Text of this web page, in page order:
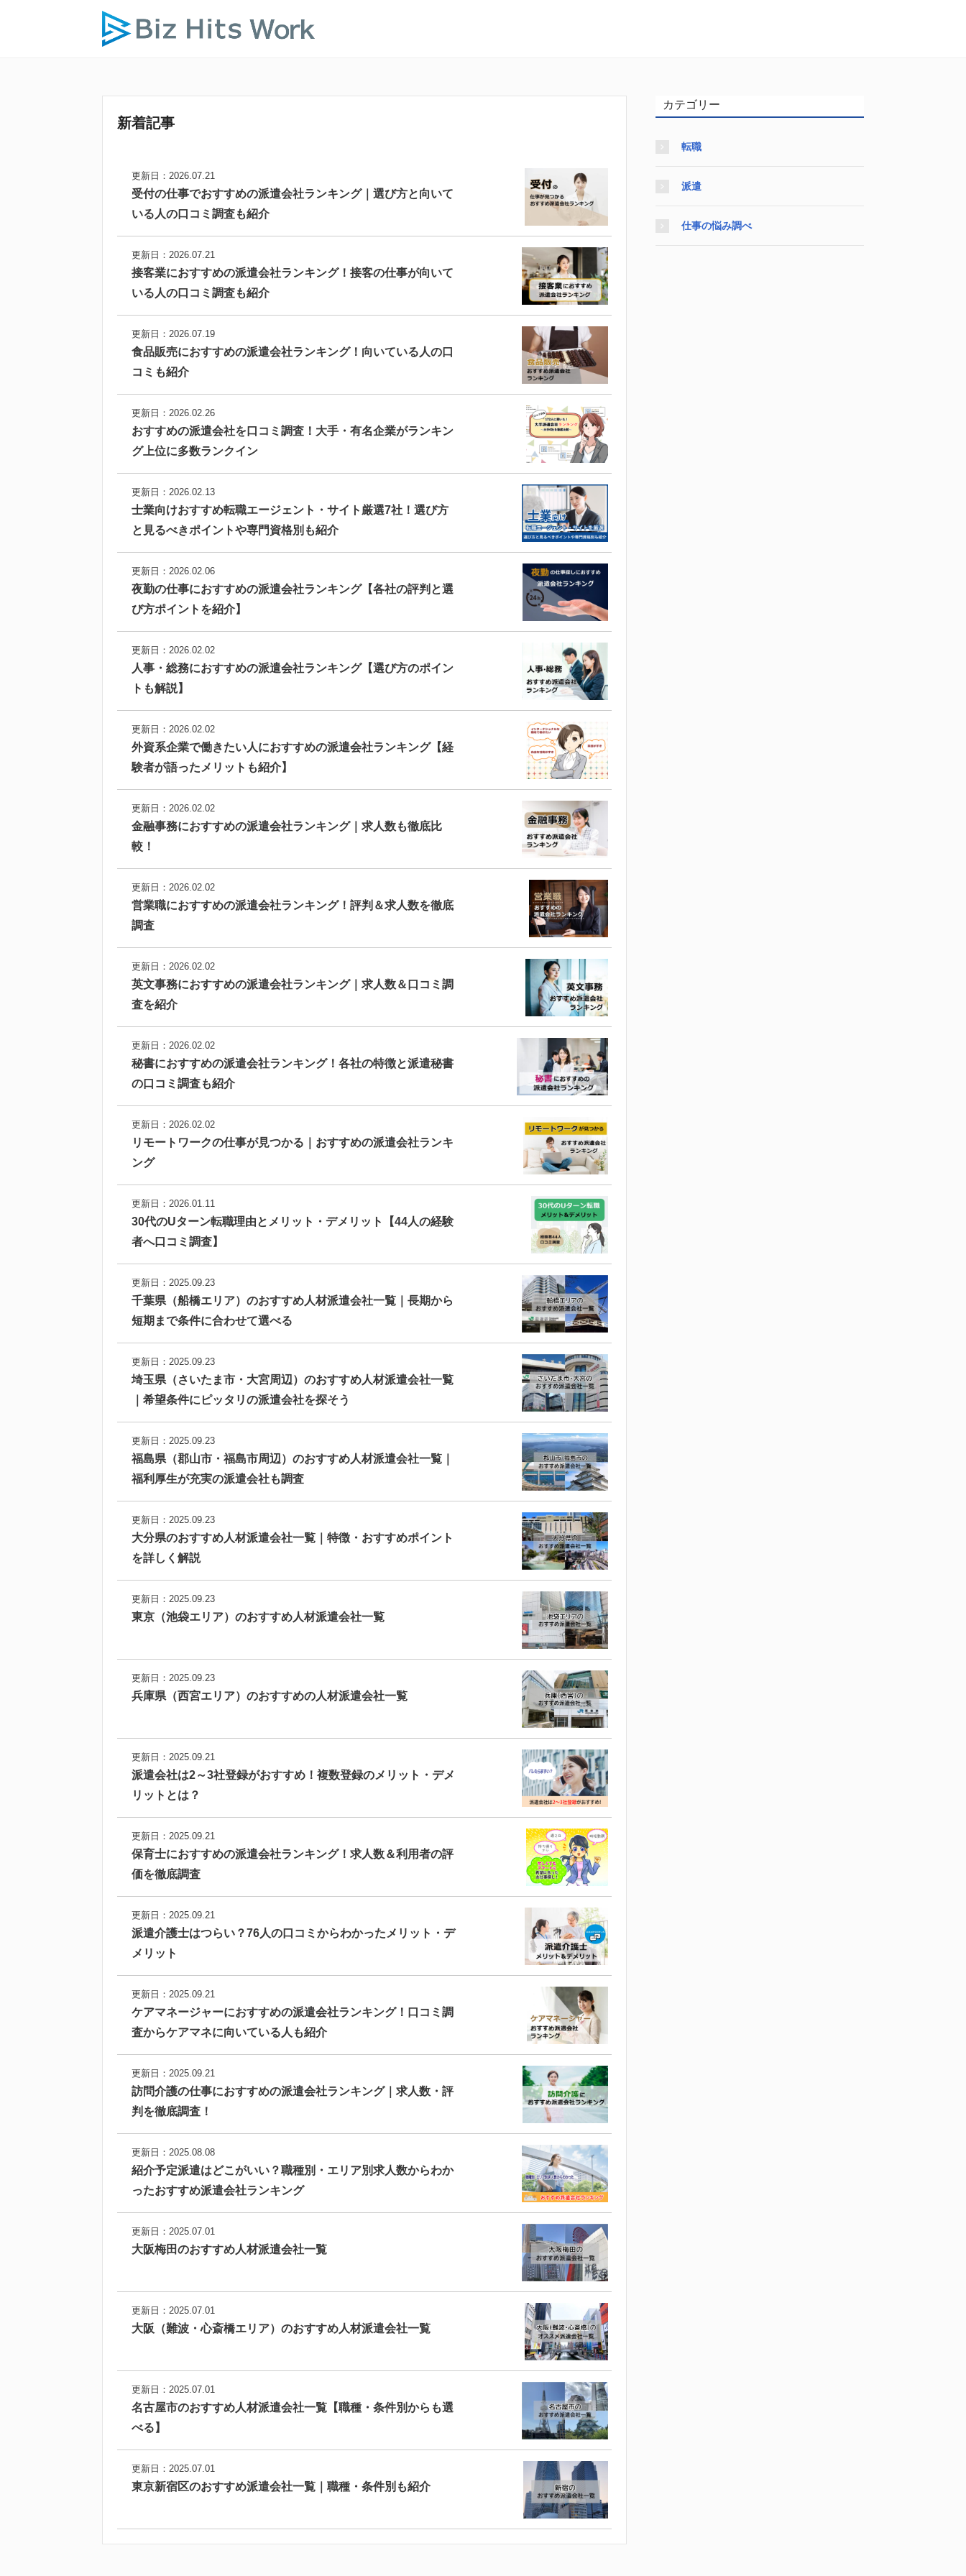
新着記事
更新日：2026.07.21
受付の仕事でおすすめの派遣会社ランキング｜選び方と向いて
いる人の口コミ調査も紹介
更新日：2026.07.21
接客業におすすめの派遣会社ランキング！接客の仕事が向いて
いる人の口コミ調査も紹介
更新日：2026.07.19
食品販売におすすめの派遣会社ランキング！向いている人の口
コミも紹介
更新日：2026.02.26
おすすめの派遣会社を口コミ調査！大手・有名企業がランキン
グ上位に多数ランクイン
更新日：2026.02.13
士業向けおすすめ転職エージェント・サイト厳選7社！選び方
と見るべきポイントや専門資格別も紹介
更新日：2026.02.06
夜勤の仕事におすすめの派遣会社ランキング【各社の評判と選
び方ポイントを紹介】
更新日：2026.02.02
人事・総務におすすめの派遣会社ランキング【選び方のポイン
トも解説】
更新日：2026.02.02
外資系企業で働きたい人におすすめの派遣会社ランキング【経
験者が語ったメリットも紹介】
更新日：2026.02.02
金融事務におすすめの派遣会社ランキング｜求人数も徹底比
較！
更新日：2026.02.02
営業職におすすめの派遣会社ランキング！評判＆求人数を徹底
調査
更新日：2026.02.02
英文事務におすすめの派遣会社ランキング｜求人数＆口コミ調
査を紹介
更新日：2026.02.02
秘書におすすめの派遣会社ランキング！各社の特徴と派遣秘書
の口コミ調査も紹介
更新日：2026.02.02
リモートワークの仕事が見つかる｜おすすめの派遣会社ランキ
ング
更新日：2026.01.11
30代のUターン転職理由とメリット・デメリット【44人の経験
者へ口コミ調査】
更新日：2025.09.23
千葉県（船橋エリア）のおすすめ人材派遣会社一覧｜長期から
短期まで条件に合わせて選べる
更新日：2025.09.23
埼玉県（さいたま市・大宮周辺）のおすすめ人材派遣会社一覧
｜希望条件にピッタリの派遣会社を探そう
更新日：2025.09.23
福島県（郡山市・福島市周辺）のおすすめ人材派遣会社一覧｜
福利厚生が充実の派遣会社も調査
更新日：2025.09.23
大分県のおすすめ人材派遣会社一覧｜特徴・おすすめポイント
を詳しく解説
更新日：2025.09.23
東京（池袋エリア）のおすすめ人材派遣会社一覧
更新日：2025.09.23
兵庫県（西宮エリア）のおすすめの人材派遣会社一覧
更新日：2025.09.21
派遣会社は2～3社登録がおすすめ！複数登録のメリット・デメ
リットとは？
更新日：2025.09.21
保育士におすすめの派遣会社ランキング！求人数＆利用者の評
価を徹底調査
更新日：2025.09.21
派遣介護士はつらい？76人の口コミからわかったメリット・デ
メリット
更新日：2025.09.21
ケアマネージャーにおすすめの派遣会社ランキング！口コミ調
査からケアマネに向いている人も紹介
更新日：2025.09.21
訪問介護の仕事におすすめの派遣会社ランキング｜求人数・評
判を徹底調査！
更新日：2025.08.08
紹介予定派遣はどこがいい？職種別・エリア別求人数からわか
ったおすすめ派遣会社ランキング
更新日：2025.07.01
大阪梅田のおすすめ人材派遣会社一覧
更新日：2025.07.01
大阪（難波・心斎橋エリア）のおすすめ人材派遣会社一覧
更新日：2025.07.01
名古屋市のおすすめ人材派遣会社一覧【職種・条件別からも選
べる】
更新日：2025.07.01
東京新宿区のおすすめ派遣会社一覧｜職種・条件別も紹介
カテゴリー
転職
派遣
仕事の悩み調べ